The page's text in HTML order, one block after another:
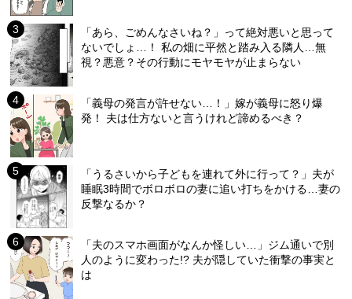
「あら、ごめんなさいね？」って絶対悪いと思って
ないでしょ…！ 私の畑に平然と踏み入る隣人…無
視？悪意？その行動にモヤモヤが止まらない
「義母の発言が許せない…！」嫁が義母に怒り爆
発！ 夫は仕方ないと言うけれど諦めるべき？
「うるさいから子どもを連れて外に行って？」夫が
睡眠3時間でボロボロの妻に追い打ちをかける…妻の
反撃なるか？
「夫のスマホ画面がなんか怪しい…」ジム通いで別
人のように変わった!? 夫が隠していた衝撃の事実と
は